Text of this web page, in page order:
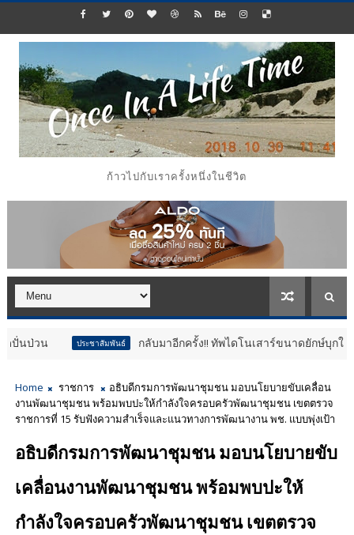
ก้าวไปกับเราครั้งหนึ่งในชีวิต
ระชาสัมพันธ์ กลับมาอีกครั้ง!! ทัพไดโนเสาร์ขนาดยักษ์บุกใจกลางกรุง@ศูน
Home ราชการ
อธิบดีกรมการพัฒนาชุมชน มอบนโยบายขับเคลื่อน
งานพัฒนาชุมชน พร้อมพบปะให้กำลังใจครอบครัวพัฒนาชุมชน เขตตรวจ
ราชการที่ 15 รับฟังความสำเร็จและแนวทางการพัฒนางาน พช. แบบพุ่งเป้า
อธิบดีกรมการพัฒนาชุมชน มอบนโยบายขับ
เคลื่อนงานพัฒนาชุมชน พร้อมพบปะให้
กำลังใจครอบครัวพัฒนาชุมชน เขตตรวจ